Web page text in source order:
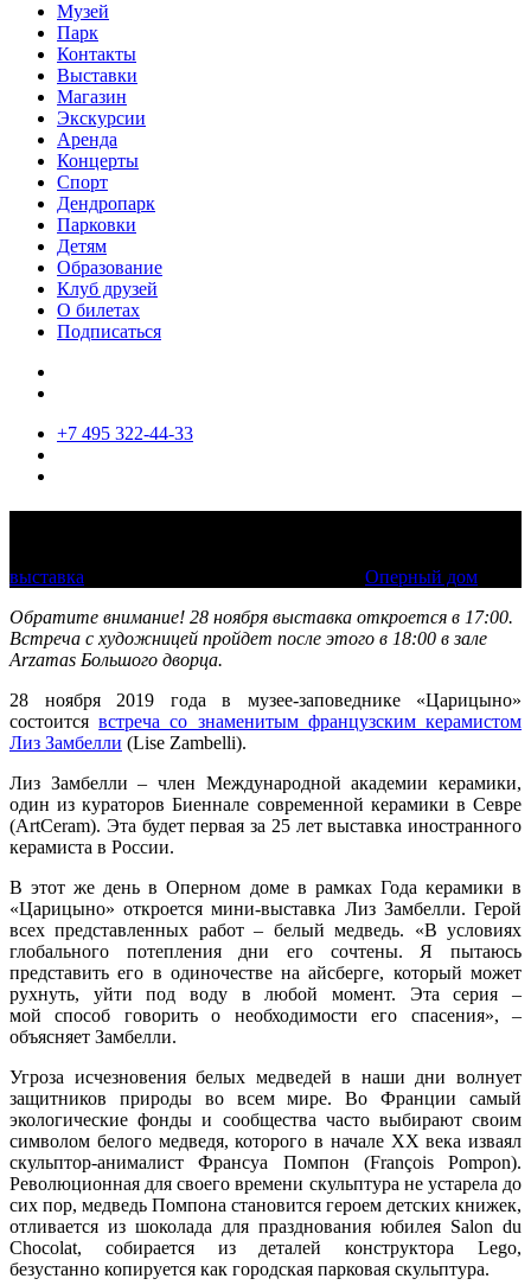
Музей
Парк
Контакты
Выставки
Магазин
Экскурсии
Аренда
Концерты
Спорт
Дендропарк
Парковки
Детям
Образование
Клуб друзей
О билетах
Подписаться
+7 495 322-44-33
выставка
Оперный дом
Обратите внимание! 28 ноября выставка откроется в 17:00.
Встреча с художницей пройдет после этого в 18:00 в зале
Arzamas Большого дворца.
28 ноября 2019 года в музее-заповеднике «Царицыно»
состоитсявстреча со знаменитым французским керамистом
Лиз Замбелли (Lise Zambelli).
Лиз Замбелли – член Международной академии керамики,
один из кураторов Биеннале современной керамики в Севре
(ArtCeram). Эта будет первая за 25 лет выставка иностранного
керамиста в России.
В этот же день в Оперном доме в рамках Года керамики в
«Царицыно» откроется мини-выставка Лиз Замбелли. Герой
всех представленных работ – белый медведь. «В условиях
глобального потепления дни его сочтены. Я пытаюсь
представить его в одиночестве на айсберге, который может
рухнуть, уйти под воду в любой момент. Эта серия –
мой способ говорить о необходимости его спасения», –
объясняет Замбелли.
Угроза исчезновения белых медведей в наши дни волнует
защитников природы во всем мире. Во Франции самый
экологические фонды и сообщества часто выбирают своим
символом белого медведя, которого в начале XX века изваял
скульптор-анималист Франсуа Помпон (François Pompon).
Революционная для своего времени скульптура не устарела до
сих пор, медведь Помпона становится героем детских книжек,
отливается из шоколада для празднования юбилея Salon du
Chocolat, собирается из деталей конструктора Lego,
безустанно копируется как городская парковая скульптура.